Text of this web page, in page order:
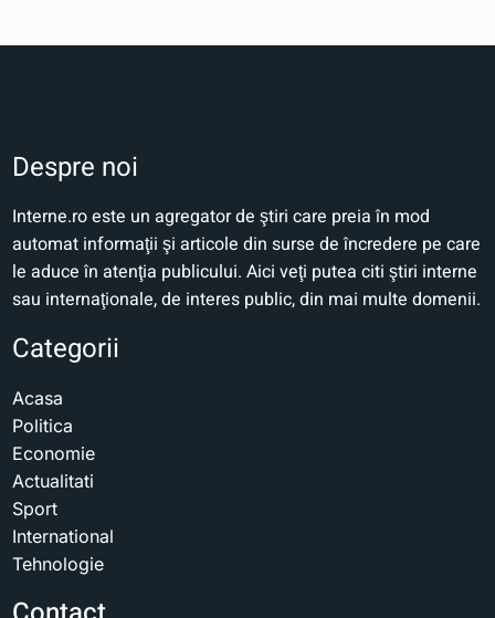
Despre noi
Interne.ro este un agregator de ştiri care preia în mod
automat informaţii şi articole din surse de încredere pe care
le aduce în atenţia publicului. Aici veţi putea citi ştiri interne
sau internaţionale, de interes public, din mai multe domenii.
Categorii
Acasa
Politica
Economie
Actualitati
Sport
International
Tehnologie